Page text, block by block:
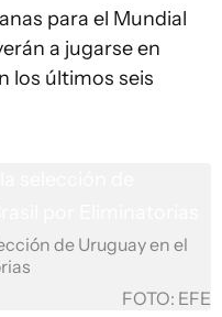
para el Mundial
a jugarse en
los últimos seis
de Uruguay en el
FOTO: EFE